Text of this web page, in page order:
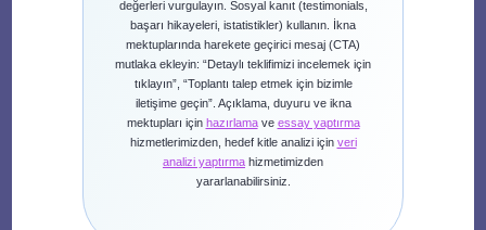
değerleri vurgulayın. Sosyal kanıt (testimonials,
başarı hikayeleri, istatistikler) kullanın. İkna
mektuplarında harekete geçirici mesaj (CTA)
mutlaka ekleyin: “Detaylı teklifimizi incelemek için
tıklayın”, “Toplantı talep etmek için bizimle
iletişime geçin”. Açıklama, duyuru ve ikna
mektupları için hazırlamave essay yaptırma
hizmetlerimizden, hedef kitle analizi için veri
analizi yaptırma hizmetimizden
yararlanabilirsiniz.